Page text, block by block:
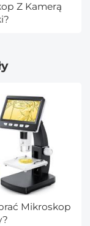
Z Kamerą
Mikroskop